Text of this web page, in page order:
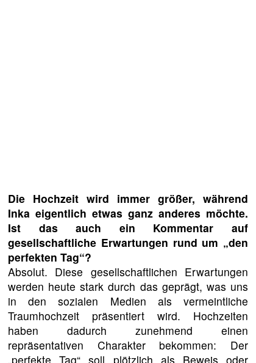
Die Hochzeit wird immer größer, während
Inka eigentlich etwas ganz anderes möchte.
Ist das auch ein Kommentar auf
gesellschaftliche Erwartungen rund um „den
perfekten Tag“?
Absolut. Diese gesellschaftlichen Erwartungen
werden heute stark durch das geprägt, was uns
in den sozialen Medien als vermeintliche
Traumhochzeit präsentiert wird. Hochzeiten
haben dadurch zunehmend einen
repräsentativen Charakter bekommen: Der
„perfekte Tag“ soll plötzlich als Beweis oder